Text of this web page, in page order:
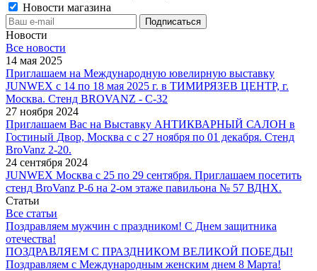
Новости магазина
Новости
Все новости
14 мая 2025
Приглашаем на Международную ювелирную выставку
JUNWEX с 14 по 18 мая 2025 г. в ТИМИРЯЗЕВ ЦЕНТР, г.
Москва. Стенд BROVANZ - С-32
27 ноября 2024
Приглашаем Вас на Выставку АНТИКВАРНЫЙ САЛОН в
Гостиный Двор, Москва с с 27 ноября по 01 декабря. Стенд
BroVanz 2-20.
24 сентября 2024
JUNWEX Москва с 25 по 29 сентября. Приглашаем посетить
стенд BroVanz Р-6 на 2-ом этаже павильона № 57 ВДНХ.
Статьи
Все статьи
Поздравляем мужчин с праздником! С Днем защитника
отечества!
ПОЗДРАВЛЯЕМ С ПРАЗДНИКОМ ВЕЛИКОЙ ПОБЕДЫ!
Поздравляем с Международным женским днем 8 Марта!